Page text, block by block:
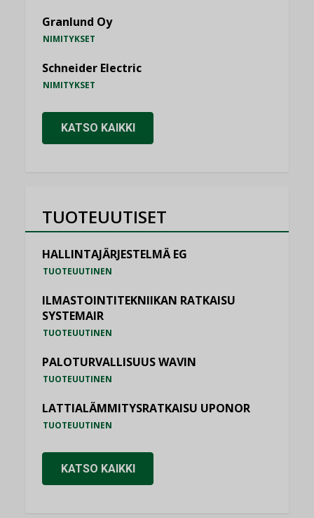
Granlund Oy
NIMITYKSET
Schneider Electric
NIMITYKSET
KATSO KAIKKI
TUOTEUUTISET
HALLINTAJÄRJESTELMÄ EG
TUOTEUUTINEN
ILMASTOINTITEKNIIKAN RATKAISU
SYSTEMAIR
TUOTEUUTINEN
PALOTURVALLISUUS WAVIN
TUOTEUUTINEN
LATTIALÄMMITYSRATKAISU UPONOR
TUOTEUUTINEN
KATSO KAIKKI